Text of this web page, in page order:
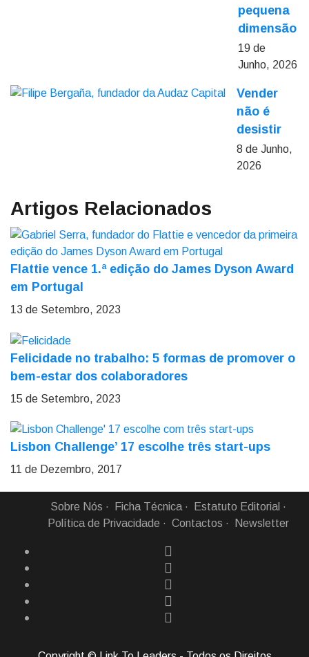
pequena
dimensão
19 de
Junho, 2026
Vender
não é
desistir
8 de Junho,
2026
Artigos Relacionados
Flattie vence 1.ª edição do James Dyson Award
em Portugal
13 de Setembro, 2023
Felicidade no trabalho: 5 formas de promover o
bem-estar dos colaboradores
15 de Setembro, 2023
Lisbon Challenge’ 17 escolhe três start-ups
11 de Dezembro, 2017
Sobre Nós Ficha Técnica
Estatuto Editorial
Política de Privacidade
Contactos Newsletter